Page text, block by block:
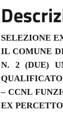
SELEZIONE
IL COMUNE
N. 2 (DUE)
– CCNL
EX